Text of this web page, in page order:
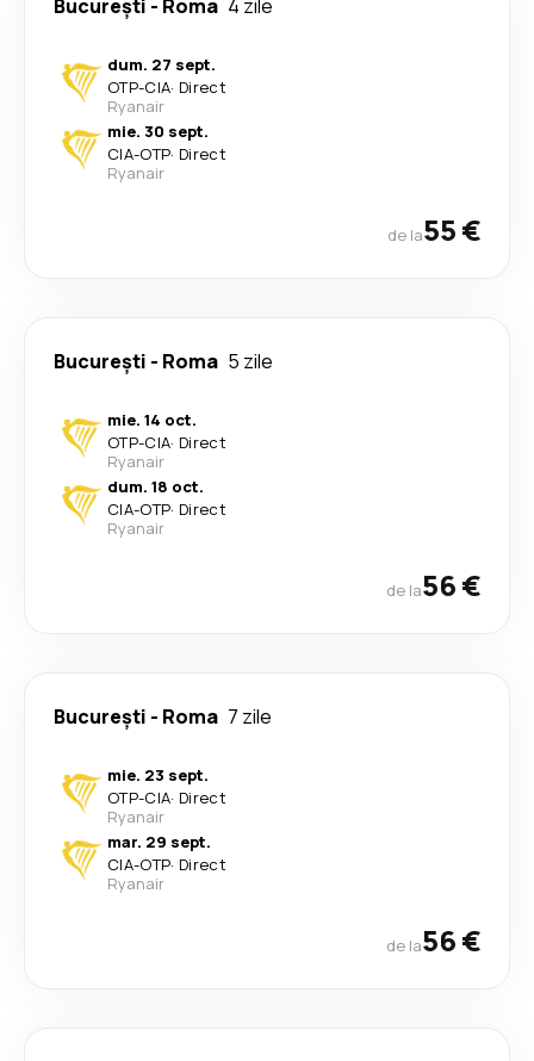
București - Roma 4 zile
dum. 27 sept.
OTP-CIA· Direct
Ryanair
mie. 30 sept.
CIA-OTP· Direct
Ryanair
de la55 €
București - Roma 5 zile
mie. 14 oct.
OTP-CIA· Direct
Ryanair
dum. 18 oct.
CIA-OTP· Direct
Ryanair
de la56 €
București - Roma 7 zile
mie. 23 sept.
OTP-CIA· Direct
Ryanair
mar. 29 sept.
CIA-OTP· Direct
Ryanair
de la56 €